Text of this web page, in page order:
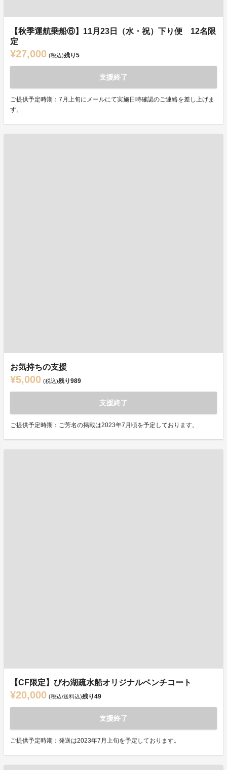
【秋季運航乗船⑥】11月23日（水・祝）下り便 12名限
定
¥27,000 (税込)残り5
支援終了
ご提供予定時期：7月上旬にメールにて実施日時確認のご連絡を差し上げま
す。
お気持ちの支援
¥5,000 (税込)残り989
支援終了
ご提供予定時期：ご芳名の掲載は2023年7月頃を予定しております。
【CF限定】びわ湖疏水船オリジナルベンチコート
¥20,000 (税込/送料込)残り49
支援終了
ご提供予定時期：発送は2023年7月上旬を予定しております。